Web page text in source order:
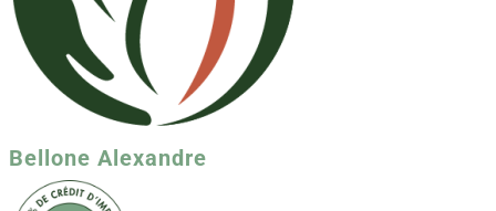
Bellone Alexandre